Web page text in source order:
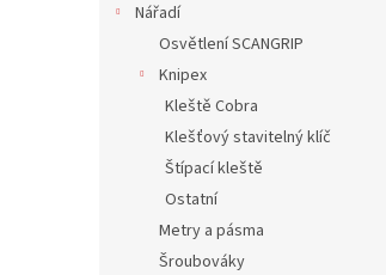
Nářadí
Osvětlení SCANGRIP
Knipex
Kleště Cobra
Klešťový stavitelný klíč
Štípací kleště
Ostatní
Metry a pásma
Šroubováky